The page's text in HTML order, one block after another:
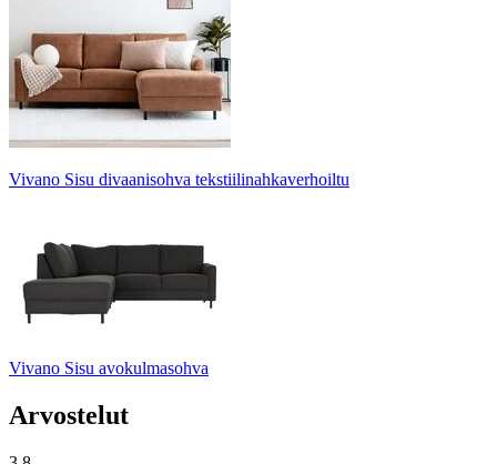
Vivano Sisu divaanisohva tekstiilinahkaverhoiltu
Vivano Sisu avokulmasohva
Arvostelut